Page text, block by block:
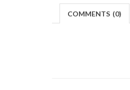
COMMENTS (0)